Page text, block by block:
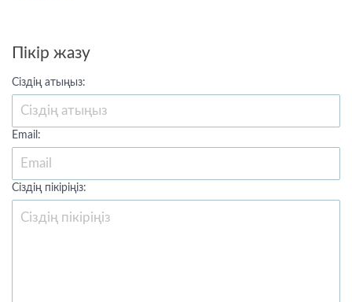
Пікір жазу
Сіздің атыңыз:
Email:
Сіздің пікіріңіз: